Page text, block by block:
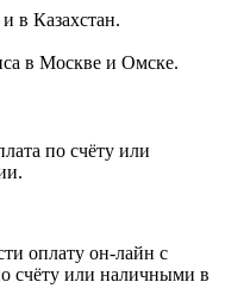
и в Казахстан.
в Москве и Омске.
по счёту или
оплату он-лайн с
счёту или наличными в